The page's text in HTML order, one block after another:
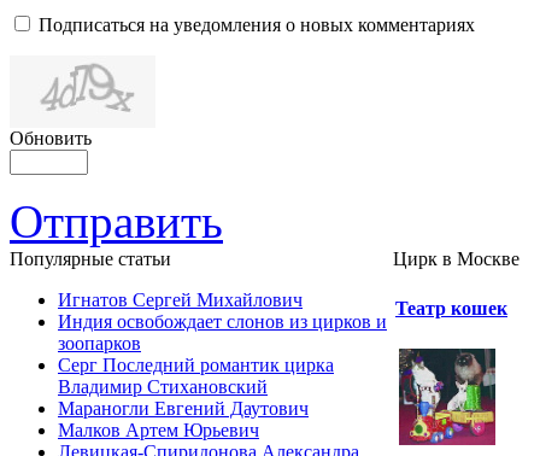
Подписаться на уведомления о новых комментариях
Обновить
Отправить
Популярные cтатьи
Игнатов Сергей Михайлович
Индия освобождает слонов из цирков и
зоопарков
Серг Последний романтик цирка
Владимир Стихановский
Мараногли Евгений Даутович
Малков Артем Юрьевич
Левицкая-Спиридонова Александра
Цирк в Москве
Театр кошек